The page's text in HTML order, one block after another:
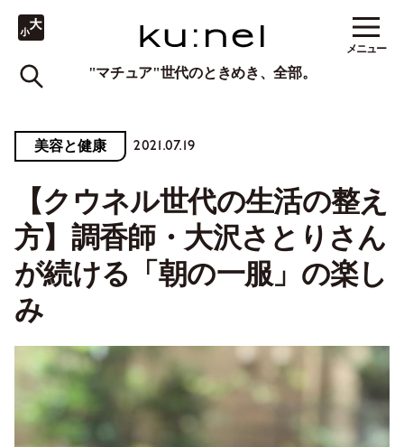
"マチュア"世代のときめき、全部。
メニュー
美容と健康 2021.07.19
【クウネル世代の生活の整え
方】調香師・大沢さとりさん
が続ける「朝の一服」の楽し
み